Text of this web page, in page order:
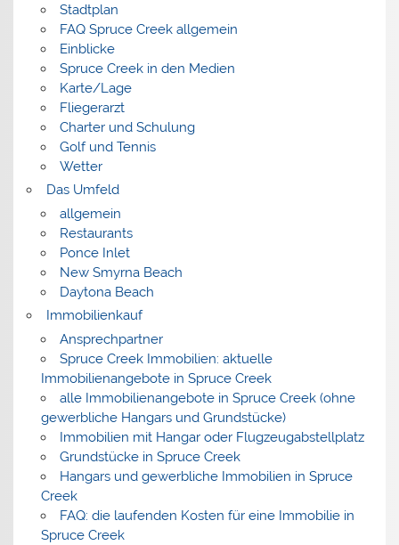
Stadtplan
FAQ Spruce Creek allgemein
Einblicke
Spruce Creek in den Medien
Karte/Lage
Fliegerarzt
Charter und Schulung
Golf und Tennis
Wetter
Das Umfeld
allgemein
Restaurants
Ponce Inlet
New Smyrna Beach
Daytona Beach
Immobilienkauf
Ansprechpartner
Spruce Creek Immobilien: aktuelle
Immobilienangebote in Spruce Creek
alle Immobilienangebote in Spruce Creek (ohne
gewerbliche Hangars und Grundstücke)
Immobilien mit Hangar oder Flugzeugabstellplatz
Grundstücke in Spruce Creek
Hangars und gewerbliche Immobilien in Spruce
Creek
FAQ: die laufenden Kosten für eine Immobilie in
Spruce Creek